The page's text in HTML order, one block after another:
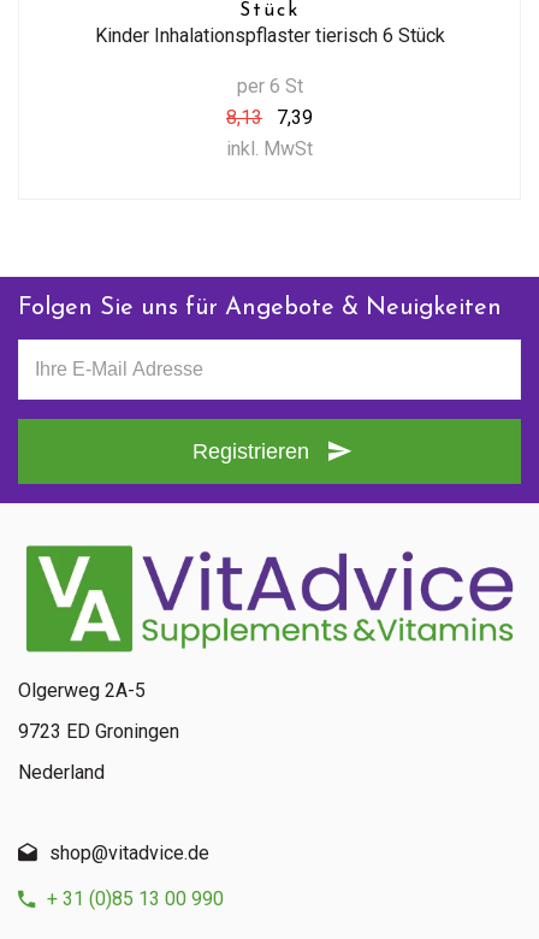
Stück
Kinder Inhalationspflaster tierisch 6 Stück
per 6 St
8,13
7,39
inkl. MwSt
Folgen Sie uns für Angebote & Neuigkeiten
Registrieren
Olgerweg 2A-5
9723 ED Groningen
Nederland
shop@vitadvice.de
+ 31 (0)85 13 00 990